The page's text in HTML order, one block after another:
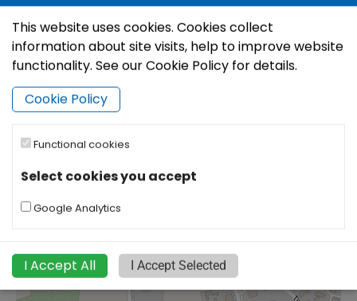
−
This website uses cookies. Cookies collect
information about site visits, help to improve website
functionality. See our Cookie Policy for details.
Cookie Policy
Functional cookies
Select cookies you accept
Google Analytics
I Accept All I Accept Selected